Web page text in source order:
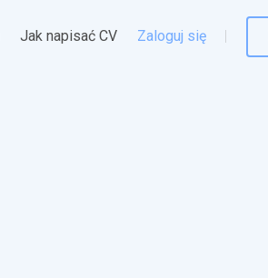
Jak napisać CV Zaloguj się